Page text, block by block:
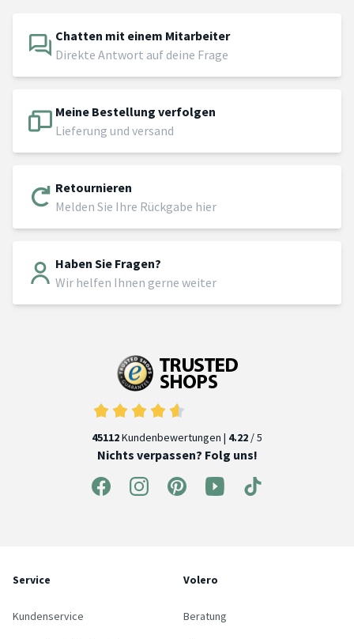
Chatten mit einem Mitarbeiter
Direkte Antwort auf deine Frage
Meine Bestellung verfolgen
Lieferung und versand
Retournieren
Melden Sie Ihre Rückgabe hier
Haben Sie Fragen?
Wir helfen Ihnen gerne weiter
45112Kundenbewertungen | 4.22 / 5
Nichts verpassen? Folg uns!
Service
Kundenservice
Volero
Beratung